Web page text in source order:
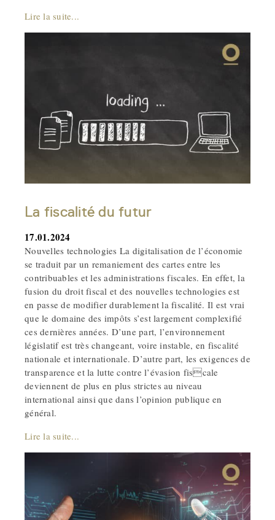
Lire la suite...
La fiscalité du futur
17.01.2024
Nouvelles technologies La digitalisation de l’économie
se traduit par un remaniement des cartes entre les
contribuables et les administrations fiscales. En effet, la
fusion du droit fiscal et des nouvelles technologies est
en passe de modifier durablement la fiscalité. Il est vrai
que le domaine des impôts s’est largement complexifié
ces dernières années. D’une part, l’environnement
législatif est très changeant, voire instable, en fiscalité
nationale et internationale. D’autre part, les exigences de
transparence et la lutte contre l’évasion fiscale
deviennent de plus en plus strictes au niveau
international ainsi que dans l’opinion publique en
général.
Lire la suite...